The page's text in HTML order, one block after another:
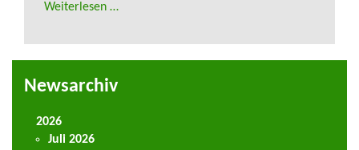
Weiterlesen …
Newsarchiv
2026
Juli 2026